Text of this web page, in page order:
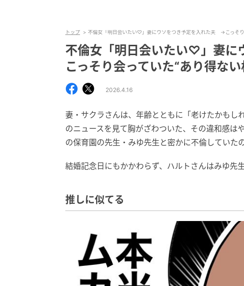
トップ 不倫女「明日会いたい♡」妻にウソをつき予定を入れた夫 →こっそり
不倫女「明日会いたい♡」妻
こっそり会っていた“あり得な
2026.4.16
妻・サクラさんは、年齢とともに「老けたかもし
のニュースを見て胸がざわついた、その違和感
の保育園の先生・みゆ先生と密かに不倫していた
結婚記念日にもかかわらず、ハルトさんはみゆ先
推しに似てる